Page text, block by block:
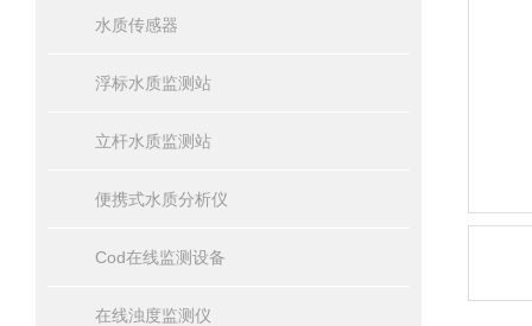
水质传感器
浮标水质监测站
立杆水质监测站
便携式水质分析仪
Cod在线监测设备
在线浊度监测仪